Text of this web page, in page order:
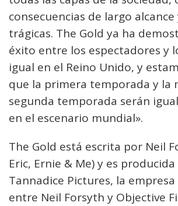
consecuencias de largo
trágicas. The Gold ya ha
éxito entre los espectadores y
igual en el Reino Unido, y
que la primera temporada y la
segunda temporada serán
en el escenario mundial».
The Gold está escrita por Neil
Eric, Ernie & Me) y es
Tannadice Pictures, la
entre Neil Forsyth y Objective